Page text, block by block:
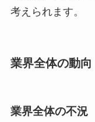
考えられます。
業界全体の動向
業界全体の不況